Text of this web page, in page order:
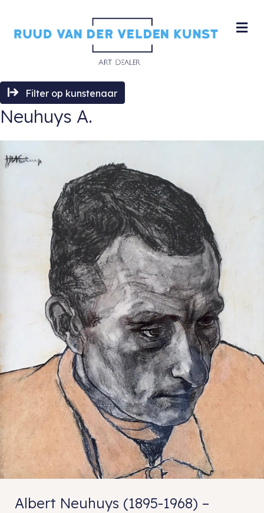
Filter op kunstenaar
Neuhuys A.
Albert Neuhuys (1895-1968) –